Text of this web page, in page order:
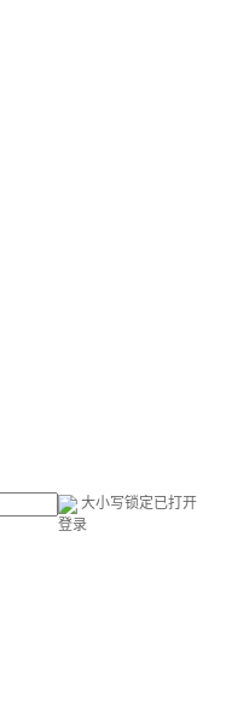
大小写锁定已打开
登录